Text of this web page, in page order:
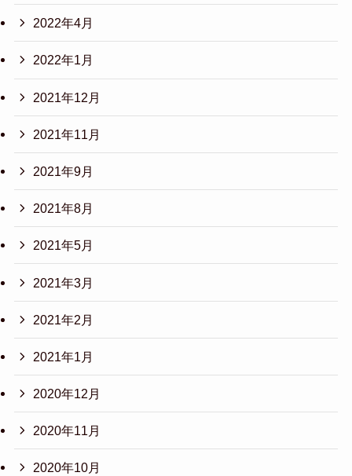
2022年4月
2022年1月
2021年12月
2021年11月
2021年9月
2021年8月
2021年5月
2021年3月
2021年2月
2021年1月
2020年12月
2020年11月
2020年10月